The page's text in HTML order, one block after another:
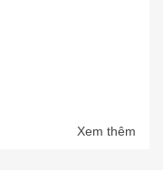
Xem thêm